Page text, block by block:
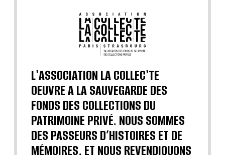
L'ASSOCIATION LA COLLEC'TE
OEUVRE A LA SAUVEGARDE DES
FONDS DES COLLECTIONS DU
PATRIMOINE PRIVÉ. NOUS SOMMES
DES PASSEURS D’HISTOIRES ET DE
MÉMOIRES, ET NOUS REVENDIQUONS